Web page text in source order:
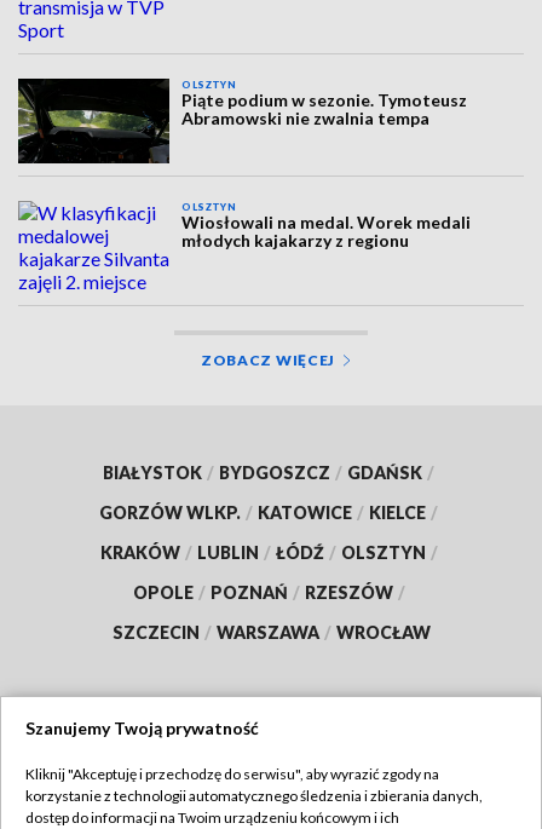
OLSZTYN
Piąte podium w sezonie. Tymoteusz
Abramowski nie zwalnia tempa
OLSZTYN
Wiosłowali na medal. Worek medali
młodych kajakarzy z regionu
ZOBACZ WIĘCEJ
BIAŁYSTOK / BYDGOSZCZ / GDAŃSK /
GORZÓW WLKP. / KATOWICE / KIELCE /
KRAKÓW / LUBLIN / ŁÓDŹ / OLSZTYN /
OPOLE / POZNAŃ / RZESZÓW /
SZCZECIN / WARSZAWA / WROCŁAW
TVP
Szanujemy Twoją prywatność
Kliknij "Akceptuję i przechodzę do serwisu", aby wyrazić zgody na
korzystanie z technologii automatycznego śledzenia i zbierania danych,
dostęp do informacji na Twoim urządzeniu końcowym i ich